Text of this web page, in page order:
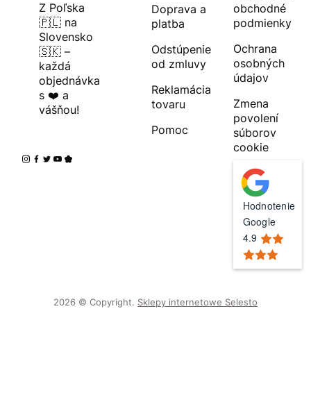
Z Poľska
🇵🇱 na
Slovensko
🇸🇰 –
každá
objednávka
s ❤️ a
vášňou!
Doprava a
platba
Odstúpenie
od zmluvy
Reklamácia
tovaru
Pomoc
obchodné
podmienky
Ochrana
osobných
údajov
Zmena
povolení
súborov
cookie
Hodnotenie
Google
4.9
2026 © Copyright. Sklepy internetowe Selesto